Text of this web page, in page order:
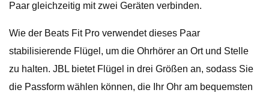
Paar gleichzeitig mit zwei Geräten verbinden.
Wie der Beats Fit Pro verwendet dieses Paar
stabilisierende Flügel, um die Ohrhörer an Ort und Stelle
zu halten. JBL bietet Flügel in drei Größen an, sodass Sie
die Passform wählen können, die Ihr Ohr am bequemsten